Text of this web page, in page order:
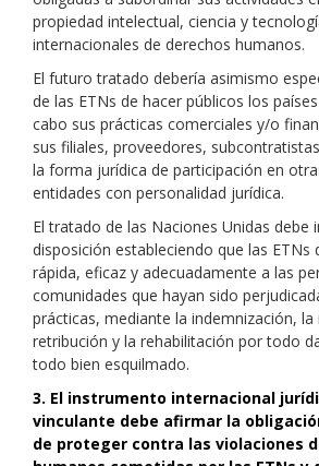
propiedad intelectual, ciencia y
internacionales de derechos humanos.
El futuro tratado debería asimismo
de las ETNs de hacer públicos los
cabo sus prácticas comerciales y/o
sus filiales, proveedores,
la forma jurídica de participación en
entidades con personalidad jurídica.
El tratado de las Naciones Unidas debe
disposición estableciendo que las ETNs
rápida, eficaz y adecuadamente a las
comunidades que hayan sido
prácticas, mediante la indemnización,
retribución y la rehabilitación por todo
todo bien esquilmado.
3. El instrumento internacional
vinculante debe afirmar la
de proteger contra las violaciones